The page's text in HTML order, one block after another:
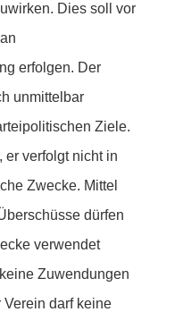
Dies soll vor
erfolgen. Der
unmittelbar
Ziele.
er verfolgt nicht in
Zwecke. Mittel
dürfen
verwendet
Zuwendungen
darf keine